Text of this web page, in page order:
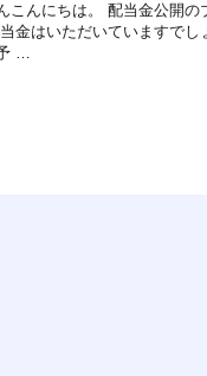
こんにちは。 配当金公開の
金はいただいていますでし
…